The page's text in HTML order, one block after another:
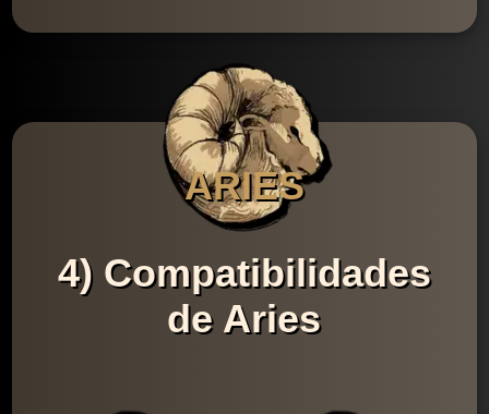
ARIES
4) Compatibilidades
de Aries